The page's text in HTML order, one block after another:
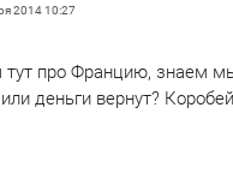
201410:27
про Францию, знаем
деньги вернут?